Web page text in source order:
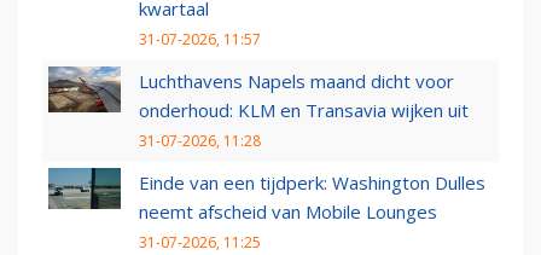
kwartaal
31-07-2026, 11:57
Luchthavens Napels maand dicht voor
onderhoud: KLM en Transavia wijken uit
31-07-2026, 11:28
Einde van een tijdperk: Washington Dulles
neemt afscheid van Mobile Lounges
31-07-2026, 11:25